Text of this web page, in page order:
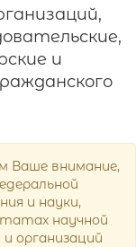
и
Ваше внимание,
и науки,
научной
организаций